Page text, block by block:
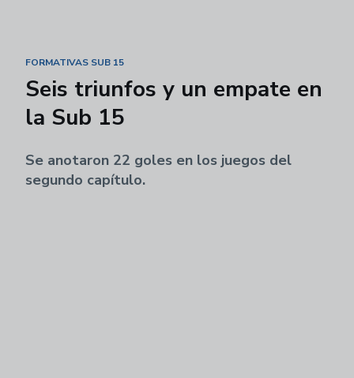
FORMATIVAS SUB 15
Seis triunfos y un empate en
la Sub 15
Se anotaron 22 goles en los juegos del
segundo capítulo.